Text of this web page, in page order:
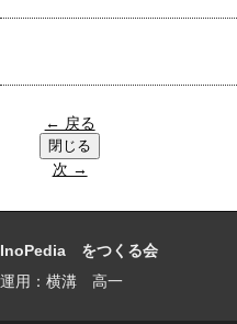
← 戻る
次 →
InoPedia をつくる会
運用：横溝 高一